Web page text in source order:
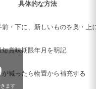
具体的な方法
前・下に、新しいものを奥・上に
短賞味期限年月を明記
が減ったら物置から補充する
ます